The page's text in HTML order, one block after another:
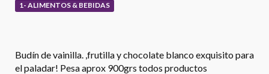
1- ALIMENTOS & BEBIDAS
Budín de vainilla. ,frutilla y chocolate blanco exquisito para
el paladar! Pesa aprox 900grs todos productos